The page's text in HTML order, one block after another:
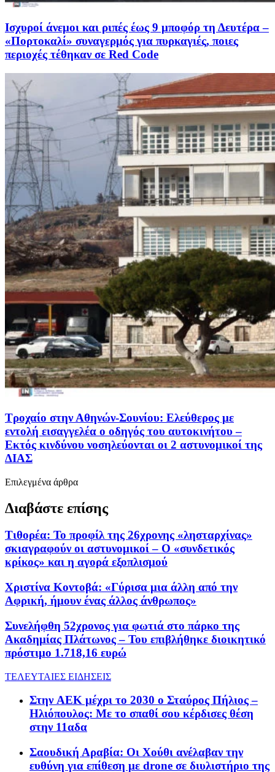
Ισχυροί άνεμοι και ριπές έως 9 μποφόρ τη Δευτέρα –
«Πορτοκαλί» συναγερμός για πυρκαγιές, ποιες
περιοχές τέθηκαν σε Red Code
Τροχαίο στην Αθηνών-Σουνίου: Ελεύθερος με
εντολή εισαγγελέα ο οδηγός του αυτοκινήτου –
Εκτός κινδύνου νοσηλεύονται οι 2 αστυνομικοί της
ΔΙΑΣ
Επιλεγμένα άρθρα
Διαβάστε επίσης
Τιθορέα: Το προφίλ της 26χρονης «λησταρχίνας»
σκιαγραφούν οι αστυνομικοί – Ο «συνδετικός
κρίκος» και η αγορά εξοπλισμού
Χριστίνα Κοντοβά: «Γύρισα μια άλλη από την
Αφρική, ήμουν ένας άλλος άνθρωπος»
Συνελήφθη 52χρονος για φωτιά στο πάρκο της
Ακαδημίας Πλάτωνος – Του επιβλήθηκε διοικητικό
πρόστιμο 1.718,16 ευρώ
ΤΕΛΕΥΤΑΙΕΣ ΕΙΔΗΣΕΙΣ
Στην AEK μέχρι το 2030 ο Σταύρος Πήλιος –
Ηλιόπουλος: Με το σπαθί σου κέρδισες θέση
στην 11αδα
Σαουδική Αραβία: Οι Χούθι ανέλαβαν την
ευθύνη για επίθεση με drone σε διυλιστήριο της